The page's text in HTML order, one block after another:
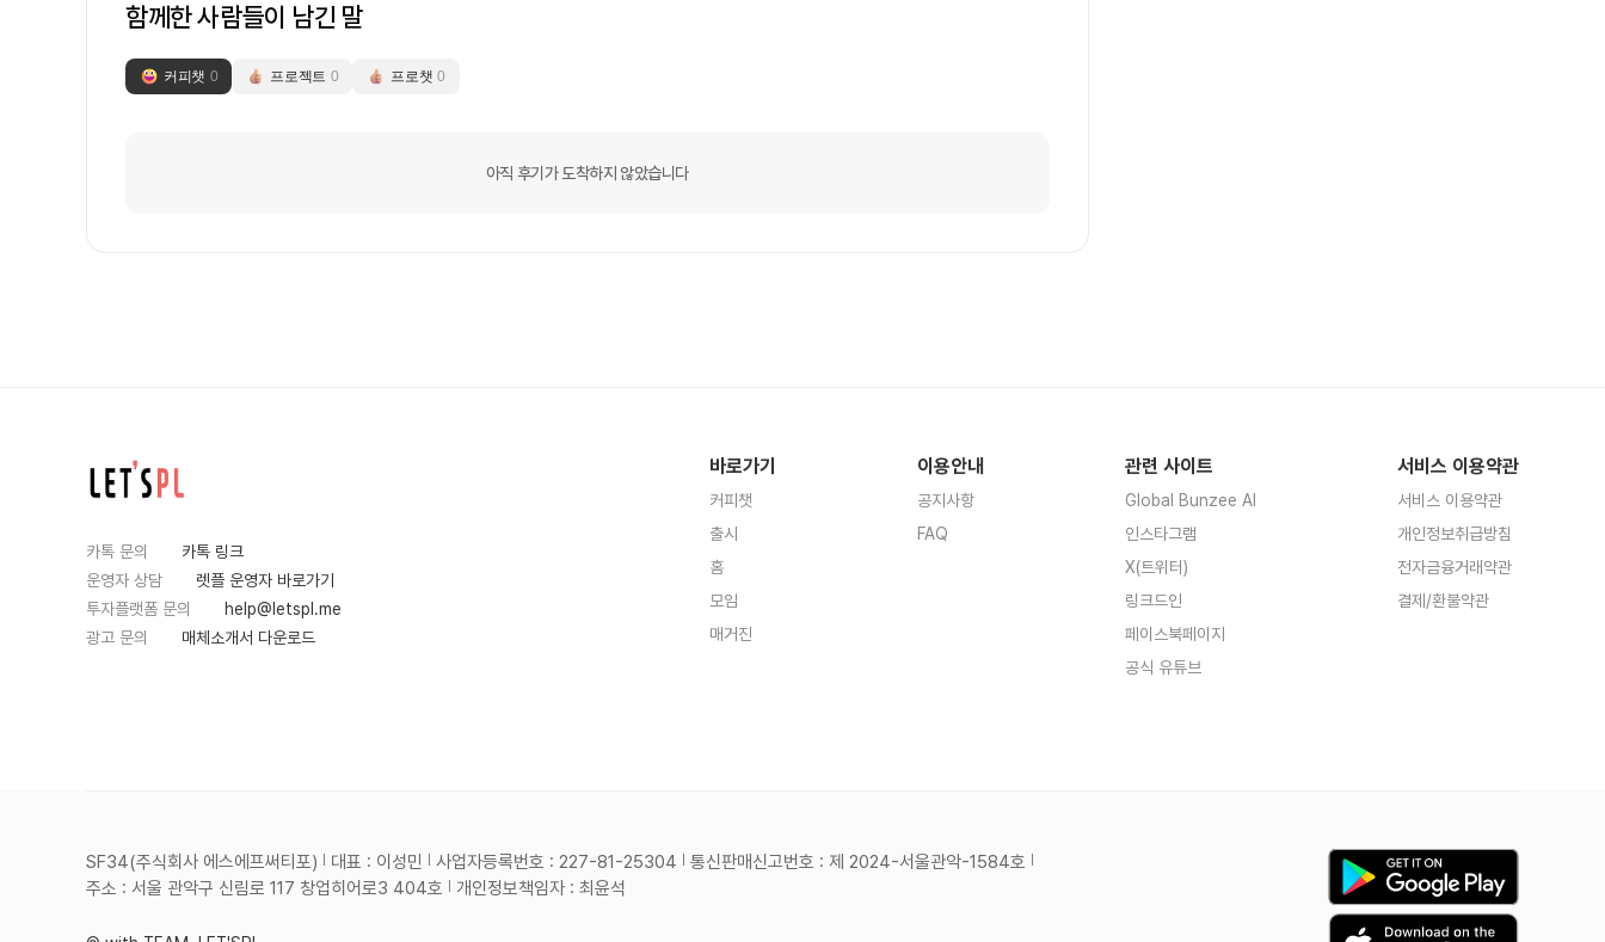
함께한 사람들이 남긴 말
커피챗 0 프로젝트 0 프로챗 0
아직 후기가 도착하지 않았습니다
카톡 문의
카톡 링크
운영자 상담
렛플 운영자 바로가기
투자플랫폼 문의
help@letspl.me
광고 문의
매체소개서 다운로드
바로가기
커피챗
출시
홈
모임
매거진
이용안내
공지사항
FAQ
관련 사이트
Global Bunzee AI
인스타그램
X(트위터)
링크드인
페이스북페이지
공식 유튜브
서비스 이용약관
서비스 이용약관
개인정보취급방침
전자금융거래약관
결제/환불약관
SF34(주식회사 에스에프써티포) 대표 : 이성민 사업자등록번호 : 227-81-25304
통신판매신고번호 : 제 2024-서울관악-1584호
주소 : 서울 관악구 신림로 117 창업히어로3 404호
개인정보책임자 : 최윤석